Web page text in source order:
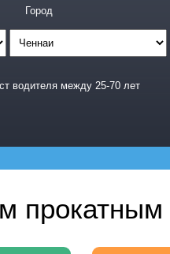
Город
водителя между 25-70 лет